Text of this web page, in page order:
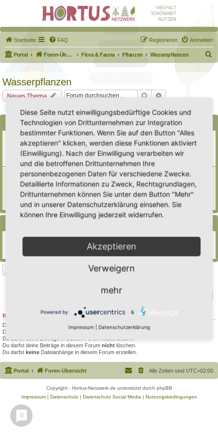
Startseite FAQ Anmelden
Registrieren
Portal Foren-Übersicht Flora & Fauna Pflanzen Wasserpflanzen
u
Wasserpflanzen
Neues Thema Suche
Bekanntmachungen
Erweiterung der Kriterien zur Eintragung eines Hortus
Letzter Beitrag vonHeike Ehrle«Di 29. Jul 2025, 17:08
Verfasst inAnkündigungen & Fragen zum Forum
Antworten:3
[Bitte lesen] Wie funktioniert die Eintragung Eurer
Gartenprojekte
So 15. Feb 2026, 18:08
Verfasst inEingetragener Hortus - Mein Hortus und ich!
Antworten:1
Wasserpflanzen
farbenfroh«So 25. Aug 2024, 19:49
BERECHTIGUNGEN IN DIESEM FORUM
Du darfst
neuen Themen in diesem Forum erstellen.
Du darfst
Antworten zu Themen in diesem Forum erstellen.
Du darfst deine Beiträge in diesem Forum
Du darfst deine Beiträge in diesem Forum nicht löschen.
Du darfst keine Dateianhänge in diesem Forum erstellen.
Portal Foren-Übersicht Alle Zeiten sind UTC+02:00
Copyright - Hortus-Netzwerk.de unterstützt durch phpBB
Impressum| Datenschutz| Datenschutz Social Media | Nutzungsbedingungen
Diese Seite nutzt einwilligungsbedürftige Cookies und
Technologien von Drittunternehmen zur Integration
bestimmter Funktionen. Wenn Sie auf den Button "Alles
akzeptieren" klicken, werden diese Funktionen aktiviert
(Einwilligung). Nach der Einwilligung verarbeiten wir
und die betroffenen Drittunternehmen Ihre
personenbezogenen Daten für verschiedene Zwecke.
Detaillierte Informationen zu Zweck, Rechtsgrundlagen,
Drittunternehmen können Sie unter dem Button "Mehr"
und in unserer Datenschutzerklärung einsehen. Sie
können Ihre Einwilligung jederzeit widerrufen.
Akzeptieren
Verweigern
mehr
Powered by &
Impressum Datenschutzerklärung